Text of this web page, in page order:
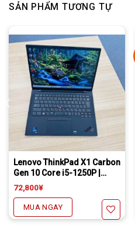
Line:DHP Mobile
SẢN PHẨM TƯƠNG TỰ
Lenovo ThinkPad X1 Carbon
Gen 10 Core i5-1250P |
16GB | 256GB | 14 inch
72,800¥
MUA NGAY